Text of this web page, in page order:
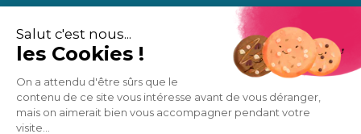
Salut c'est nous...
les Cookies !
On a attendu d'être sûrs que le
contenu de ce site vous intéresse avant de vous déranger,
mais on aimerait bien vous accompagner pendant votre
visite...
Appartement
Rénovation Maison
Rénovation Salle de
bain
Rénovation Cuisine
Comment poser un
Comment poser du
carrelage
Refaire sa salle de bain